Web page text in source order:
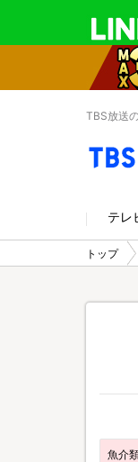
TBS放送
テレ
トップ